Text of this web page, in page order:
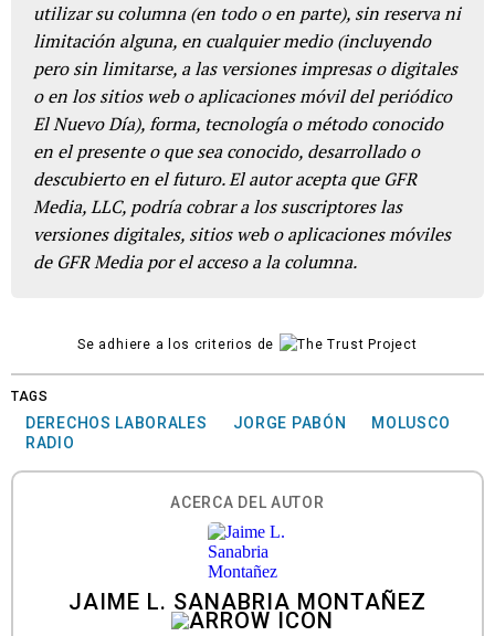
utilizar su columna (en todo o en parte), sin reserva ni
limitación alguna, en cualquier medio (incluyendo
pero sin limitarse, a las versiones impresas o digitales
o en los sitios web o aplicaciones móvil del periódico
El Nuevo Día), forma, tecnología o método conocido
en el presente o que sea conocido, desarrollado o
descubierto en el futuro. El autor acepta que GFR
Media, LLC, podría cobrar a los suscriptores las
versiones digitales, sitios web o aplicaciones móviles
de GFR Media por el acceso a la columna.
Se adhiere a los criterios de
TAGS
DERECHOS LABORALES JORGE PABÓN
MOLUSCO
RADIO
ACERCA DEL AUTOR
JAIME L. SANABRIA MONTAÑEZ